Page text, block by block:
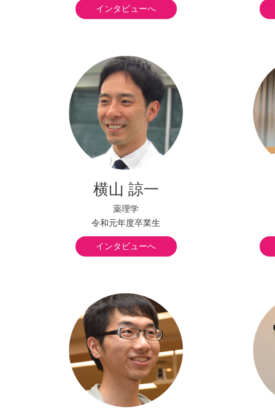
インタビューへ
横山 諒一
薬理学
令和元年度卒業生
インタビューへ